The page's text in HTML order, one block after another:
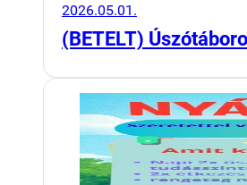
2026.05.01.
(BETELT)